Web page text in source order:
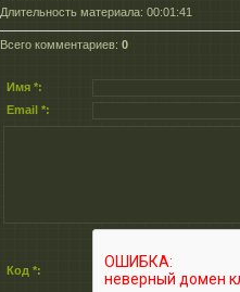
Длительность материала: 00:01:41
Всего комментариев: 0
Имя *:
Email *:
Код *: